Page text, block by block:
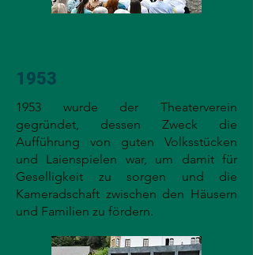
1953
1953 wurde der Theaterverein
gegründet, dessen Zweck die
Aufführung von guten Volksstücken
und Laienspielen war, um damit für
Geselligkeit zu sorgen und die
Kameradschaft zwischen den Häusern
und Familien zu fördern.